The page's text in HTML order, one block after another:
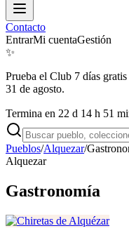
Contacto
EntrarMi cuentaGestión
✨
Prueba el Club 7 días gratis
31 de agosto.
Termina en 22 d 14 h 51
Pueblos/Alquezar/
Alquezar
Gastronomía